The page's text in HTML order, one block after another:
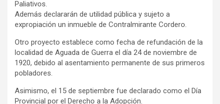
Paliativos.
Además declararán de utilidad pública y sujeto a
expropiación un inmueble de Contralmirante Cordero.
Otro proyecto establece como fecha de refundación de la
localidad de Aguada de Guerra el día 24 de noviembre de
1920, debido al asentamiento permanente de sus primeros
pobladores.
Asimismo, el 15 de septiembre fue declarado como el Día
Provincial por el Derecho a la Adopción.